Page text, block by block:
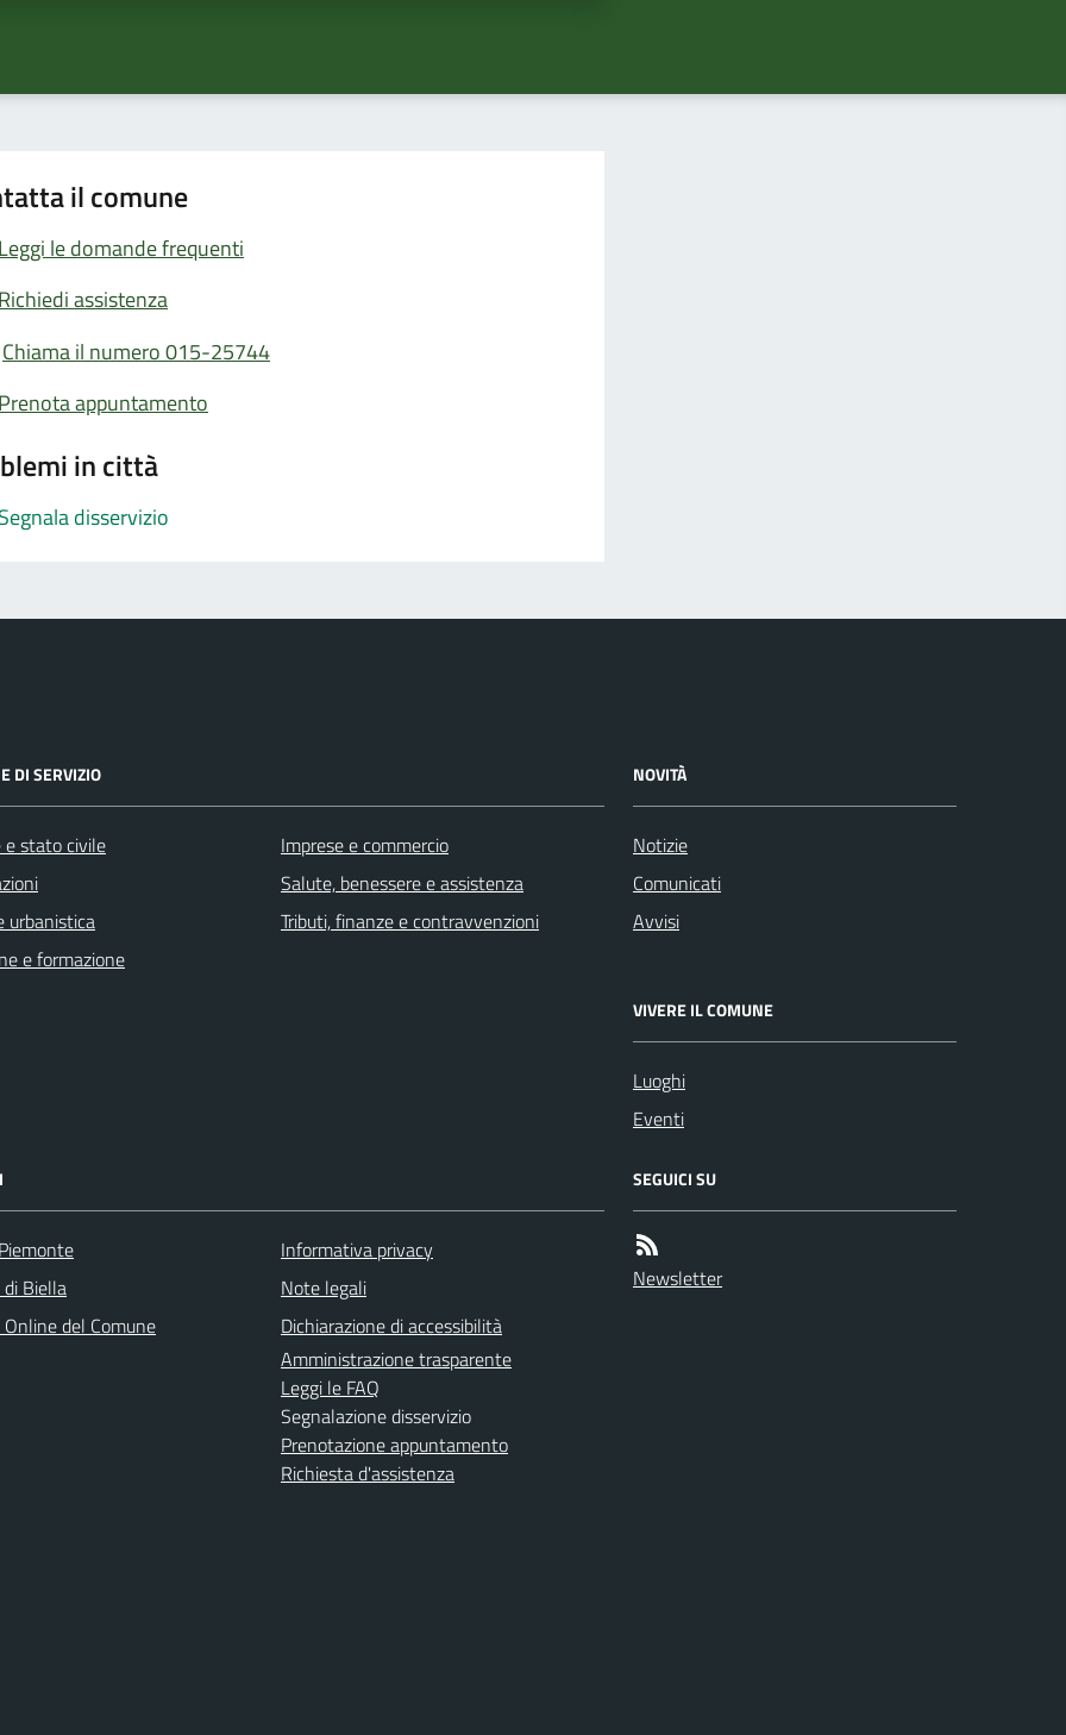
il comune
Leggi le domande frequenti
Richiedi assistenza
Chiama il numero 015-25744
Prenota appuntamento
in città
Segnala disservizio
DI SERVIZIO
e stato civile
urbanistica
e formazione
Imprese e commercio
Salute, benessere e assistenza
Tributi, finanze e contravvenzioni
NOVITÀ
Notizie
Comunicati
Avvisi
VIVERE IL COMUNE
Luoghi
Eventi
Biella
del Comune
Informativa privacy
Note legali
Dichiarazione di accessibilità
Amministrazione trasparente
Leggi le FAQ
Segnalazione disservizio
Prenotazione appuntamento
Richiesta d'assistenza
SEGUICI SU
Newsletter